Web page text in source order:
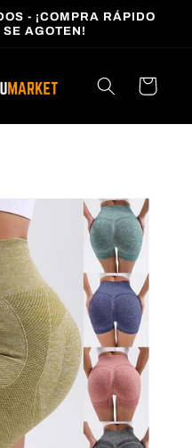
- ¡COMPRA RÁPIDO
AGOTEN!
Carrito